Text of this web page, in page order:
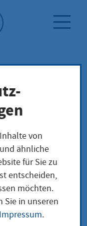
von
ähnliche
für Sie zu
entscheiden,
möchten.
Sie in unseren
Impressum.